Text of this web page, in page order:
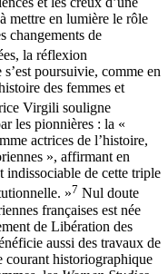
mettre en lumière le rôle
changements de
la réflexion
poursuivie, comme en
des femmes et
Virgili souligne
les pionnières : la «
actrices de l’histoire,
», affirmant en
indissociable de cette triple
»7 Nul doute
françaises est née
de Libération des
aussi des travaux de
courant historiographique